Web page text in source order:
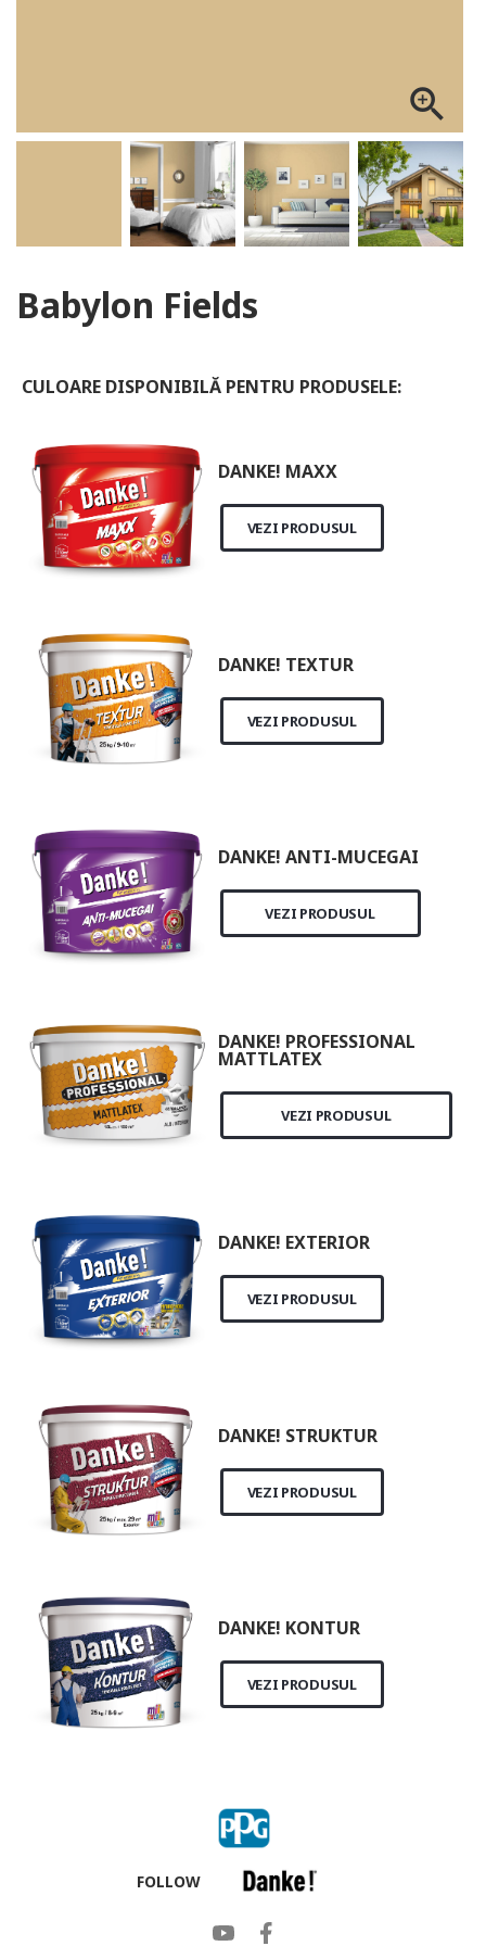
zoom_in
Babylon Fields
CULOARE DISPONIBILĂ PENTRU PRODUSELE:
DANKE! MAXX
VEZI PRODUSUL
DANKE! TEXTUR
VEZI PRODUSUL
DANKE! ANTI-MUCEGAI
VEZI PRODUSUL
DANKE! PROFESSIONAL
MATTLATEX
VEZI PRODUSUL
DANKE! EXTERIOR
VEZI PRODUSUL
DANKE! STRUKTUR
VEZI PRODUSUL
DANKE! KONTUR
VEZI PRODUSUL
FOLLOW